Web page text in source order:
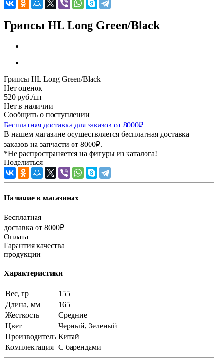
Грипсы HL Long Green/Black
Грипсы HL Long Green/Black
Нет оценок
520 руб./шт
Нет в наличии
Сообщить о поступлении
Бесплатная доставка для заказов от 8000₽
В нашем магазине осуществляется бесплатная доставка
заказов на запчасти от 8000₽.
*Не распространяется на фигуры из каталога!
Поделиться
Наличие в магазинах
Бесплатная
доставка от 8000₽
Оплата
Гарантия качества
продукции
Характеристики
Вес, гр
155
Длина, мм
165
Жесткость
Средние
Цвет
Черный, Зеленый
Производитель Китай
Комплектация С барендами